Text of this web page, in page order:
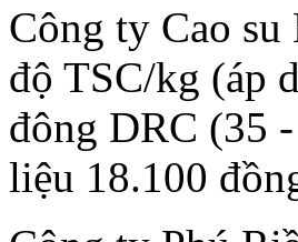
Công ty Cao
độ TSC/kg (áp
đông DRC (35
liệu 18.100